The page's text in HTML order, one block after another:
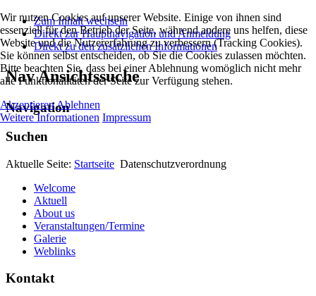
Zum Inhalt wechseln
Direkt zur Hauptnavigation und Anmeldung
Direkt zu den zusätzlichen Informationen
Nav Ansichtssuche
Navigation
Suchen
Aktuelle Seite: Startseite Datenschutzverordnung
Welcome
Aktuell
About us
Veranstaltungen/Termine
Galerie
Weblinks
Kontakt
Wir nutzen Cookies auf unserer Website. Einige von ihnen sind
essenziell für den Betrieb der Seite, während andere uns helfen, diese
Website und die Nutzererfahrung zu verbessern (Tracking Cookies).
Sie können selbst entscheiden, ob Sie die Cookies zulassen möchten.
Bitte beachten Sie, dass bei einer Ablehnung womöglich nicht mehr
alle Funktionalitäten der Seite zur Verfügung stehen.
AkzeptierenAblehnen
Weitere Informationen Impressum